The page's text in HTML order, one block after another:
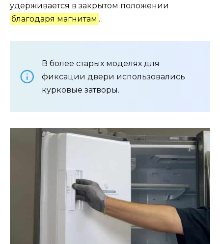
удерживается в закрытом положении
благодаря магнитам .
В более старых моделях для
фиксации двери использовались
курковые затворы.